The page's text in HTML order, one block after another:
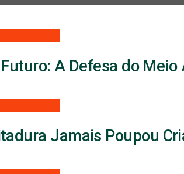
A Defesa do
Jamais Poupou